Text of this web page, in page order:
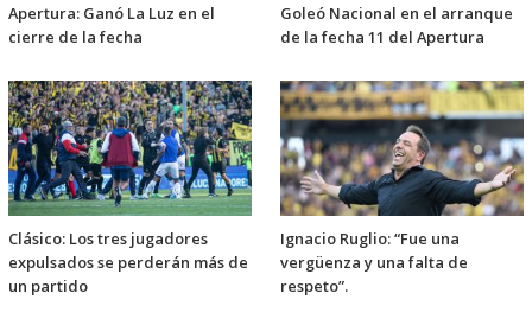
Apertura: Ganó La Luz en el
cierre de la fecha
Goleó Nacional en el arranque
de la fecha 11 del Apertura
Clásico: Los tres jugadores
expulsados se perderán más de
un partido
Ignacio Ruglio: “Fue una
vergüenza y una falta de
respeto”.